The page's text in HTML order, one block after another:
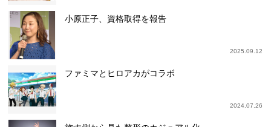
小原正子、資格取得を報告
2025.09.12
ファミマとヒロアカがコラボ
2024.07.26